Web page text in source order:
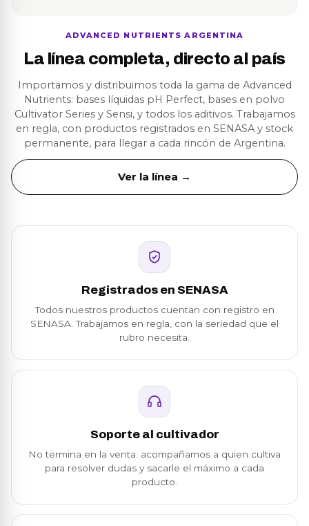
ADVANCED NUTRIENTS ARGENTINA
La línea completa, directo al país
Importamos y distribuimos toda la gama de Advanced
Nutrients: bases líquidas pH Perfect, bases en polvo
Cultivator Series y Sensi, y todos los aditivos. Trabajamos
en regla, con productos registrados en SENASA y stock
permanente, para llegar a cada rincón de Argentina.
Ver la línea →
Registrados en SENASA
Todos nuestros productos cuentan con registro en
SENASA. Trabajamos en regla, con la seriedad que el
rubro necesita.
Soporte al cultivador
No termina en la venta: acompañamos a quien cultiva
para resolver dudas y sacarle el máximo a cada
producto.